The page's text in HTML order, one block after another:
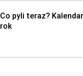
Co pyli teraz?
rok